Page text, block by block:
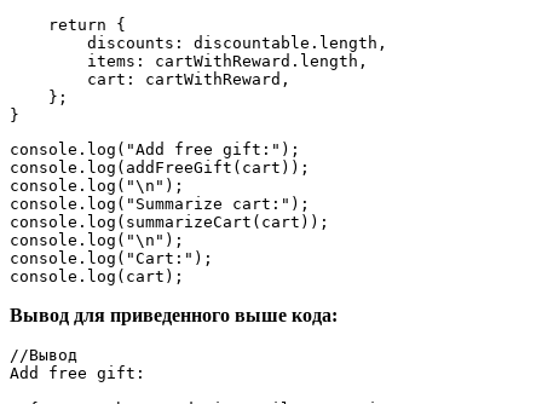
    return {
        discounts: discountable.length,
        items: cartWithReward.length,
        cart: cartWithReward,
    };
}
console.log("Add free gift:");
console.log(addFreeGift(cart));
console.log("\n");
console.log("Summarize cart:");
console.log(summarizeCart(cart));
console.log("\n");
console.log("Cart:");
console.log(cart);
Вывод для приведенного выше кода:
//Вывод
Add free gift: